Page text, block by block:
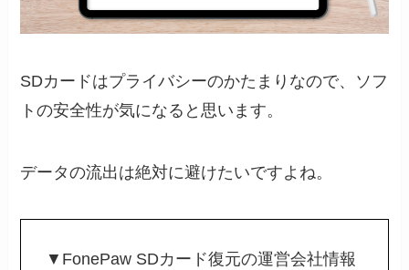
SDカードはプライバシーのかたまりなので、ソフ
トの安全性が気になると思います。
データの流出は絶対に避けたいですよね。
▼FonePaw SDカード復元の運営会社情報